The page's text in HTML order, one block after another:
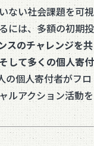
ない社会課題を可視
には、多額の初期投
スのチャレンジを共
して多くの個人寄付
の個人寄付者がフロ
ルアクション活動を